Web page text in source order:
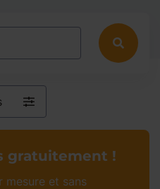
gratuitement !
mesure et sans